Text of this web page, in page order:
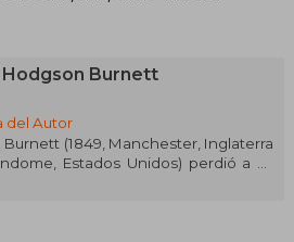
Hodgson Burnett
del Autor
Burnett (1849, Manchester, Inglaterra
Estados Unidos) perdió a su
tan solo tenía cinco años. La